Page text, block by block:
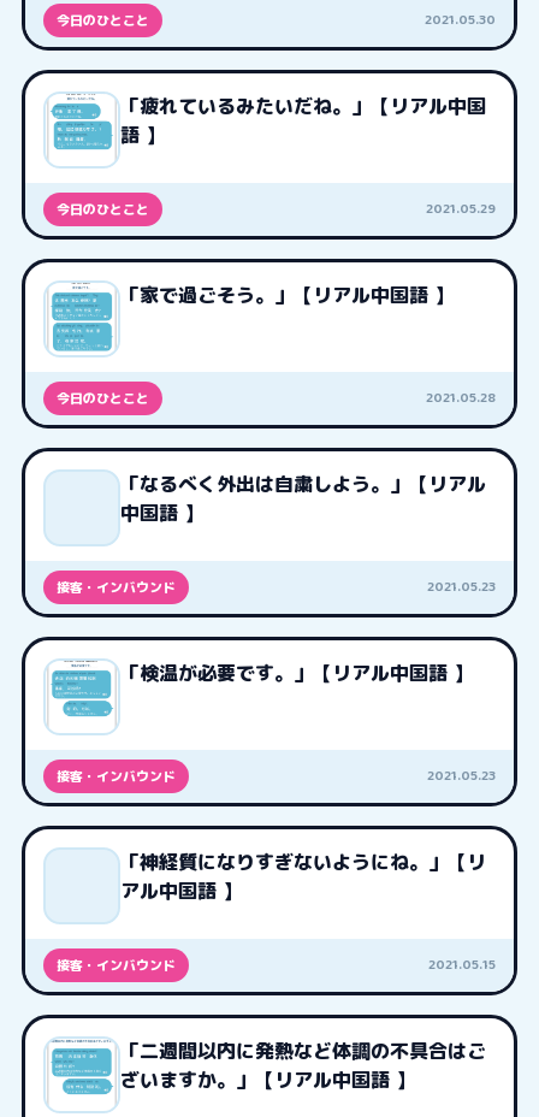
今日のひとこと 2021.05.30
「疲れているみたいだね。」【リアル中国
語 】
今日のひとこと 2021.05.29
「家で過ごそう。」【リアル中国語 】
今日のひとこと 2021.05.28
「なるべく外出は自粛しよう。」【リアル
中国語 】
接客・インバウンド 2021.05.23
「検温が必要です。」【リアル中国語 】
接客・インバウンド 2021.05.23
「神経質になりすぎないようにね。」【リ
アル中国語 】
接客・インバウンド 2021.05.15
「二週間以内に発熱など体調の不具合はご
ざいますか。」【リアル中国語 】